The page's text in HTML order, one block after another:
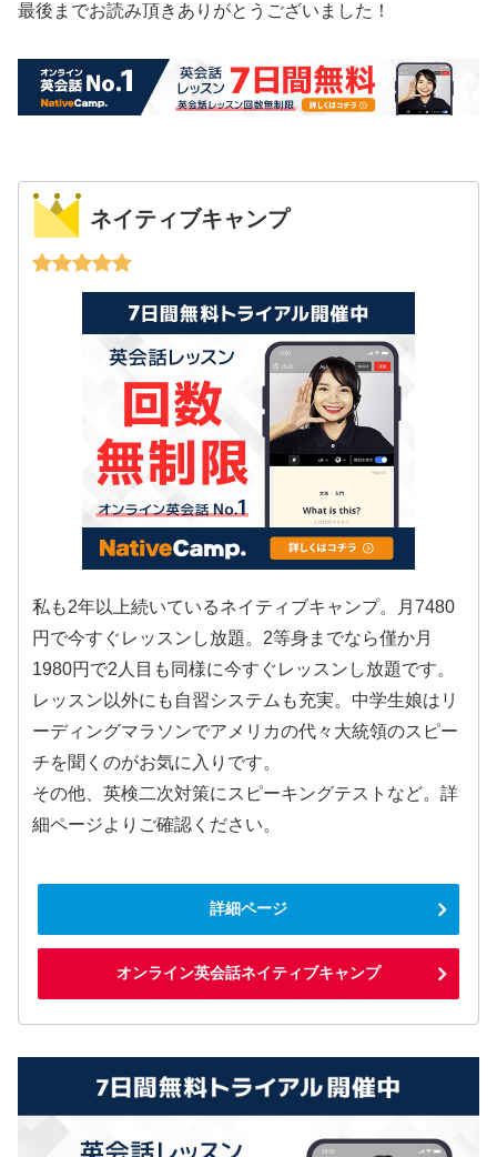
最後までお読み頂きありがとうございました！
ネイティブキャンプ
私も2年以上続いているネイティブキャンプ。月7480
円で今すぐレッスンし放題。2等身までなら僅か月
1980円で2人目も同様に今すぐレッスンし放題です。
レッスン以外にも自習システムも充実。中学生娘はリ
ーディングマラソンでアメリカの代々大統領のスピー
チを聞くのがお気に入りです。
その他、英検二次対策にスピーキングテストなど。詳
細ページよりご確認ください。
詳細ページ
オンライン英会話ネイティブキャンプ